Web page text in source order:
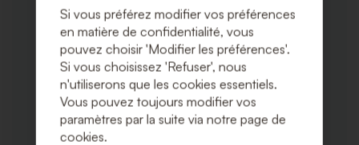
Si vous préférez modifier vos préférences
en matière de confidentialité, vous
pouvez choisir 'Modifier les préférences'.
Si vous choisissez 'Refuser', nous
n'utiliserons que les cookies essentiels.
Vous pouvez toujours modifier vos
paramètres par la suite via notre page de
cookies.